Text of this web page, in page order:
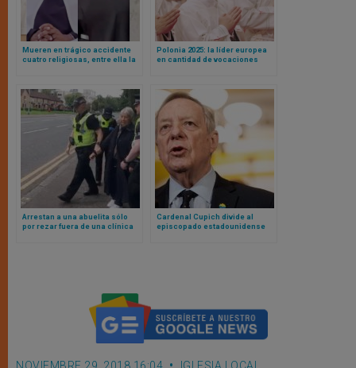
Mueren en trágico accidente
cuatro religiosas, entre ella la
Polonia 2025: la líder europea
en cantidad de vocaciones
Arrestan a una abuelita sólo
por rezar fuera de una clínica
Cardenal Cupich divide al
episcopado estadounidense